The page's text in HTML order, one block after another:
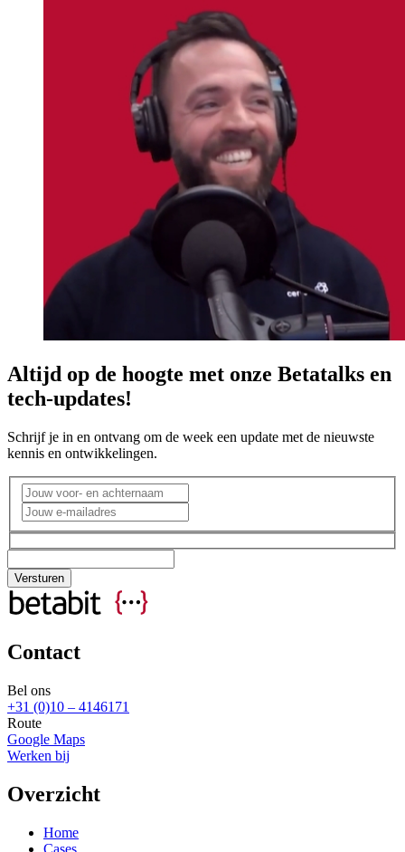
Altijd op de hoogte met onze Betatalks en
tech-updates!
Schrijf je in en ontvang om de week een update met de nieuwste
kennis en ontwikkelingen.
Contact
Bel ons
+31 (0)10 – 4146171
Route
Google Maps
Werken bij
Overzicht
Home
Cases